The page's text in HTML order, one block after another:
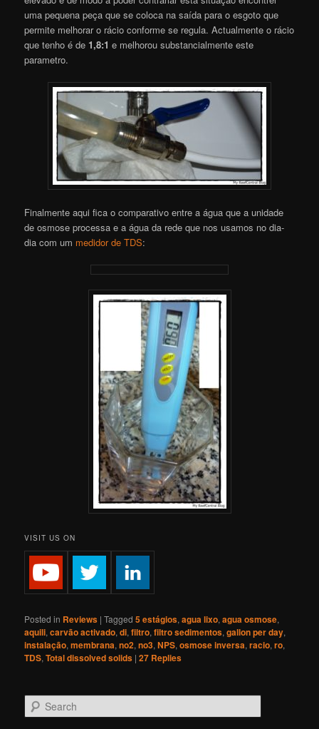
uma pequena peça que se coloca na saída para o esgoto que
permite melhorar o rácio conforme se regula. Actualmente o rácio
que tenho é de 1,8:1 e melhorou substancialmente este
parametro.
Finalmente aqui fica o comparativo entre a água que a unidade
de osmose processa e a água da rede que nos usamos no dia-
dia com um medidor de TDS:
VISIT US ON
Posted in Reviews |Tagged 5 estágios,agua lixo,agua osmose,
aquili,carvão activado,di,filtro,filtro sedimentos,gallon per day,
instalação,membrana,no2,no3,NPS,osmose inversa,racio,ro,
TDS,Total dissolved solids |27 Replies
e